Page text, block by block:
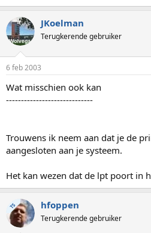
JKoelman
Terugkerende gebruiker
6 feb 2003
Wat misschien ook kan
-----------------------------
Trouwens ik neem aan dat je de
aangesloten aan je systeem.
Het kan wezen dat de lpt poort in
TS hfoppen
Terugkerende gebruiker